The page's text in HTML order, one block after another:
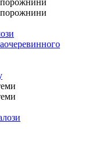
порожнини
порожнини